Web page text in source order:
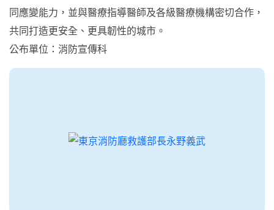
同應變能力，並與醫療指導醫師及各級醫療機構密切合作，
共同打造更安全、更具韌性的城市。
公布單位：消防宣傳科